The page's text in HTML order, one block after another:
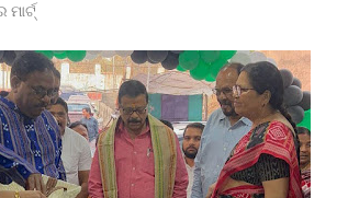
ଅନୁଷ୍ଠିତ
ଚମକ:
ପରିଷଦ ବୈଠକ
ପାଳିତ ।
ନେଇ ପ୍ରଶ୍ନ ।